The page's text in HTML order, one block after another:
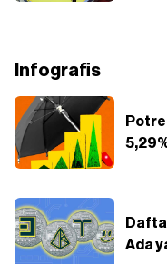
Infografis
Ada